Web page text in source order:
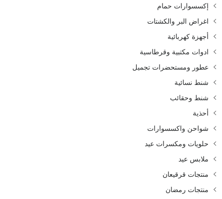
إكسسوارات حمام
اغراض البر والكشتات
أجهزة كهربائية
ادوات مكتبية وقرطاسية
عطور ومستحضرات تجميل
شنط نسائية
شنط وحقائب
أحذية
شواحن واكسسوارات
حلويات ومكسرات عيد
ملابس عيد
منتجات قرقيعان
منتجات رمضان